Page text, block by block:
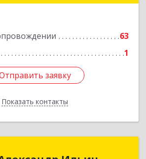
63
1
заявку
Показать контакты
заявку
Назад